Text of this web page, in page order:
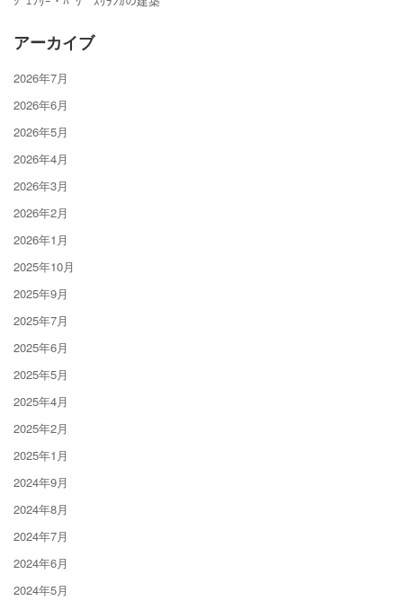
アーカイブ
2026年7月
2026年6月
2026年5月
2026年4月
2026年3月
2026年2月
2026年1月
2025年10月
2025年9月
2025年7月
2025年6月
2025年5月
2025年4月
2025年2月
2025年1月
2024年9月
2024年8月
2024年7月
2024年6月
2024年5月